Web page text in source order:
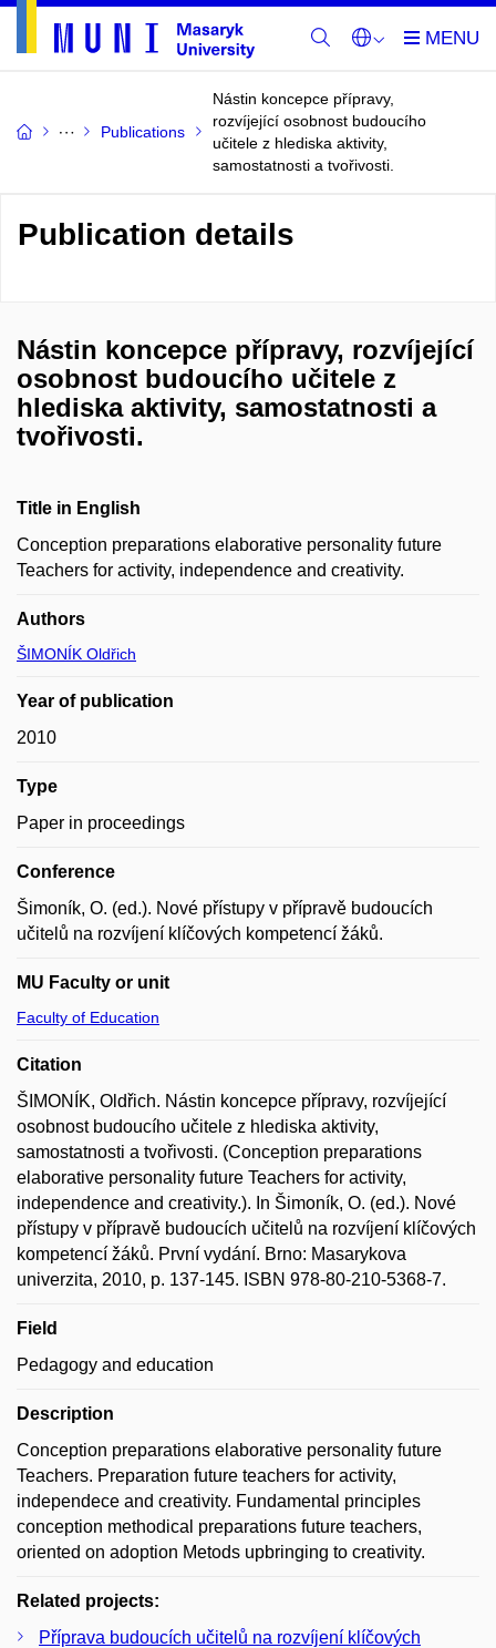
Publications
Nástin koncepce přípravy,
rozvíjející osobnost budoucího
učitele z hlediska aktivity,
samostatnosti a tvořivosti.
Publication details
Nástin koncepce přípravy, rozvíjející
osobnost budoucího učitele z
hlediska aktivity, samostatnosti a
tvořivosti.
Title in English
Conception preparations elaborative personality future
Teachers for activity, independence and creativity.
Authors
ŠIMONÍK Oldřich
Year of publication
2010
Type
Paper in proceedings
Conference
Šimoník, O. (ed.). Nové přístupy v přípravě budoucích
učitelů na rozvíjení klíčových kompetencí žáků.
MU Faculty or unit
Faculty of Education
Citation
ŠIMONÍK, Oldřich. Nástin koncepce přípravy, rozvíjející
osobnost budoucího učitele z hlediska aktivity,
samostatnosti a tvořivosti. (Conception preparations
elaborative personality future Teachers for activity,
independence and creativity.). In Šimoník, O. (ed.). Nové
přístupy v přípravě budoucích učitelů na rozvíjení klíčových
kompetencí žáků. První vydání. Brno: Masarykova
univerzita, 2010, p. 137-145. ISBN 978-80-210-5368-7.
Field
Pedagogy and education
Description
Conception preparations elaborative personality future
Teachers. Preparation future teachers for activity,
independece and creativity. Fundamental principles
conception methodical preparations future teachers,
oriented on adoption Metods upbringing to creativity.
Related projects:
Příprava budoucích učitelů na rozvíjení klíčových